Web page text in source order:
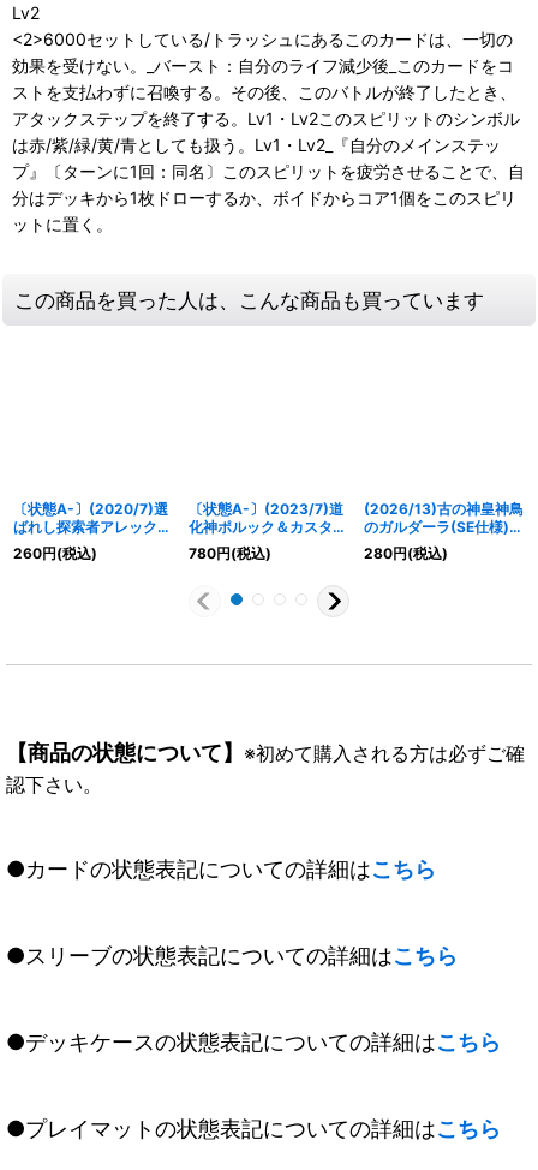
Lv2
<2>6000セットしている/トラッシュにあるこのカードは、一切の
効果を受けない。_バースト：自分のライフ減少後_このカードをコ
ストを支払わずに召喚する。その後、このバトルが終了したとき、
アタックステップを終了する。Lv1・Lv2このスピリットのシンボル
は赤/紫/緑/黄/青としても扱う。Lv1・Lv2_『自分のメインステッ
プ』〔ターンに1回：同名〕このスピリットを疲労させることで、自
分はデッキから1枚ドローするか、ボイドからコア1個をこのスピリ
ットに置く。
この商品を買った人は、こんな商品も買っています
〔状態A-〕(2020/7)選
ばれし探索者アレックス
【M】{BS52-RV007}
《多》
260円(税込)
〔状態A-〕(2023/7)道
化神ポルック＆カスター
(LM2023収録)【XX】
{BS42-XX02}《緑》
780円(税込)
(2026/13)古の神皇神鳥
のガルダーラ(SE仕様)
【PX】{PX16-03}
《緑》
280円(税込)
【商品の状態について】 ※初めて購入される方は必ずご確
認下さい。
●カードの状態表記についての詳細はこちら
●スリーブの状態表記についての詳細はこちら
●デッキケースの状態表記についての詳細はこちら
●プレイマットの状態表記についての詳細はこちら